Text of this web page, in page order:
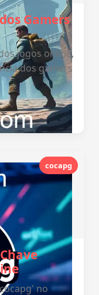
Gamers
jogos online,
dos gamers
cocapg
no